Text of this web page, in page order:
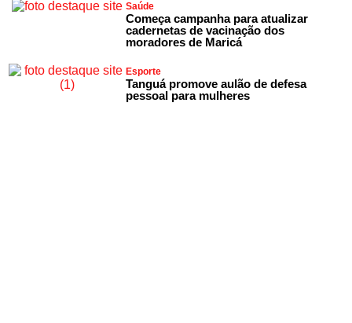
Saúde
Começa campanha para atualizar
cadernetas de vacinação dos
moradores de Maricá
Esporte
Tanguá promove aulão de defesa
pessoal para mulheres